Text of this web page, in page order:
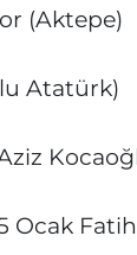
(Aktepe)
Atatürk)
Ocak